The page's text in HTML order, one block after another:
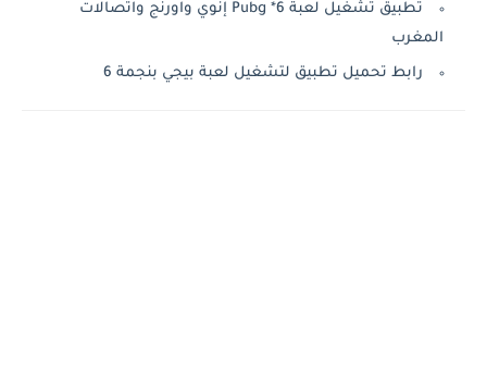
تطبيق تشغيل لعبة Pubg *6 إنوي واورنج واتصالات
المغرب
رابط تحميل تطبيق لتشغيل لعبة بيجي بنجمة 6